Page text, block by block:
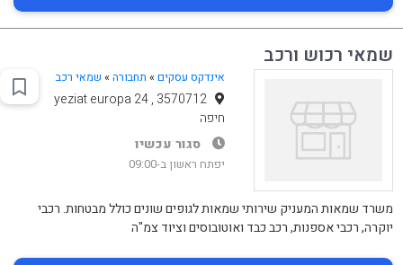
שמאי רכוש ורכב
אינדקס עסקים » תחבורה» שמאי רכב
yeziat europa 24 , 3570712
חיפה
סגור עכשיו
יפתח ראשון ב-09:00
משרד שמאות המעניק שירותי שמאות לגופים שונים כולל מבטחות. רכבי
יוקרה, רכבי אספנות, רכב כבד ואוטובוסים וציוד צמ"ה